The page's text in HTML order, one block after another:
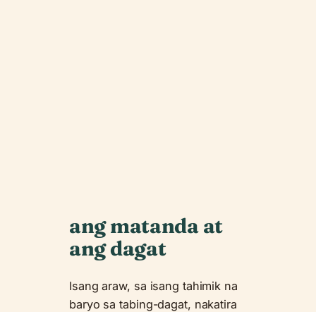
ang matanda at
ang dagat
Isang araw, sa isang tahimik na
baryo sa tabing-dagat, nakatira